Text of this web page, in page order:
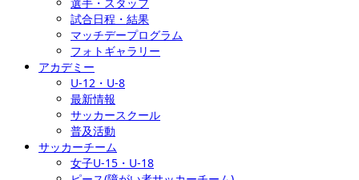
試合日程・結果
マッチデープログラム
フォトギャラリー
アカデミー
U-12・U-8
最新情報
サッカースクール
普及活動
サッカーチーム
女子U-15・U-18